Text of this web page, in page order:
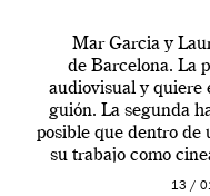
Mar Garcia y
de Barcelona. La
audiovisual y quiere
guión. La segunda
posible que dentro de
su trabajo como
13 /